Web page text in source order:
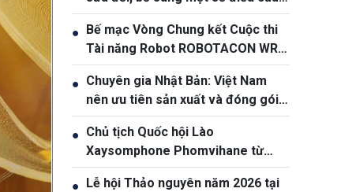
Luật Ngân hàng Nhà nước Việt
Nam, Luật Phòng, chống rửa tiền
● Bế mạc Vòng Chung kết Cuộc thi
Tài năng Robot ROBOTACON WRO
– 2026
● Chuyên gia Nhật Bản: Việt Nam
nên ưu tiên sản xuất và đóng gói
chip bán dẫn
● Chủ tịch Quốc hội Lào
Xaysomphone Phomvihane từ
trần
● Lễ hội Thảo nguyên năm 2026 tại